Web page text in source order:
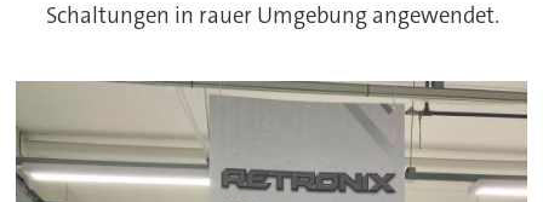
Schaltungen in rauer Umgebung angewendet.